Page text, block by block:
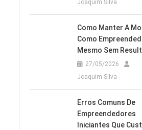
Joaquim Silva
Como Manter A
Como
Mesmo Sem
27/05/2026
Joaquim Silva
Erros Comuns De
Empreendedores
Iniciantes Que